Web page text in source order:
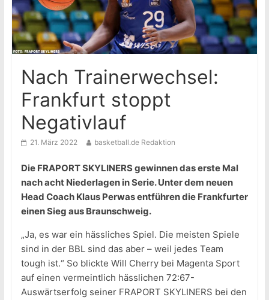
Nach Trainerwechsel:
Frankfurt stoppt
Negativlauf
21. März 2022 basketball.de Redaktion
Die FRAPORT SKYLINERS gewinnen das erste Mal
nach acht Niederlagen in Serie. Unter dem neuen
Head Coach Klaus Perwas entführen die Frankfurter
einen Sieg aus Braunschweig.
„Ja, es war ein hässliches Spiel. Die meisten Spiele
sind in der BBL sind das aber – weil jedes Team
tough ist.“ So blickte Will Cherry bei Magenta Sport
auf einen vermeintlich hässlichen 72:67-
Auswärtserfolg seiner FRAPORT SKYLINERS bei den